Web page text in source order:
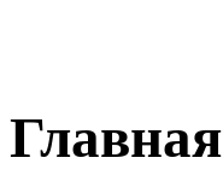
Главная